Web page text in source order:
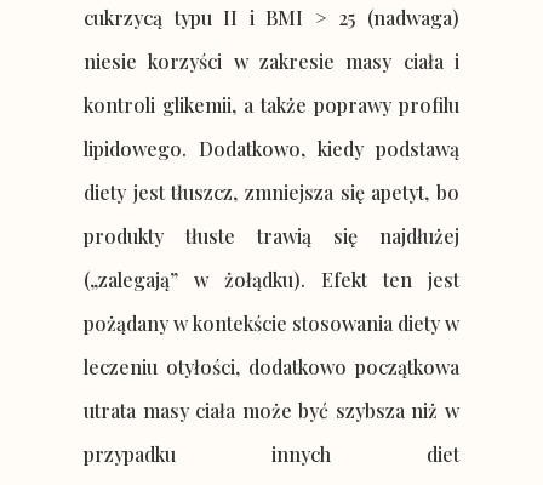
cukrzycą typu II i BMI > 25 (nadwaga)
niesie korzyści w zakresie masy ciała i
kontroli glikemii, a także poprawy profilu
lipidowego. Dodatkowo, kiedy podstawą
diety jest tłuszcz, zmniejsza się apetyt, bo
produkty tłuste trawią się najdłużej
(„zalegają” w żołądku). Efekt ten jest
pożądany w kontekście stosowania diety w
leczeniu otyłości, dodatkowo początkowa
utrata masy ciała może być szybsza niż w
przypadku innych diet